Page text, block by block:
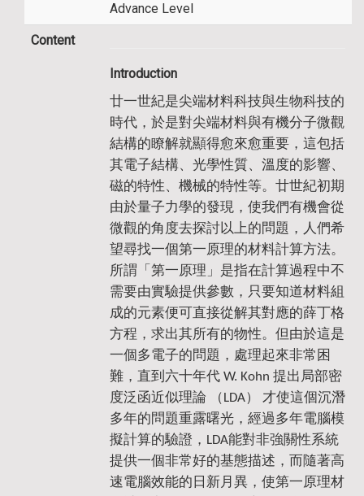
Advance Level
Content
Introduction
廿一世紀是尖端材料科技與生物科技的
時代，於是對尖端材料與有機分子微觀
結構的瞭解就顯得愈來愈重要，這包括
其電子結構、光學性質、溫度的影響、
磁的特性、機械的特性等。廿世紀初期
由於量子力學的發現，使我們有機會從
微觀的角度去探討以上的問題，人們希
望尋找一個第一原理的材料計算方法。
所謂「第一原理」是指在計算過程中不
需要由實驗提供參數，只要知道材料組
成的元素便可直接從解其對應的薛丁格
方程，求出其所有的物性。但由於這是
一個多電子的問題，處理起來非常困
難，直到六十年代 W. Kohn 提出局部密
度泛函近似理論 （LDA） 才使這個沉潛
多年的問題重露曙光，經過多年電腦模
擬計算的驗證，LDA能對非強關性系統
提供一個非常好的基態描述，而隨著高
速電腦效能的日新月異，使第一原理材